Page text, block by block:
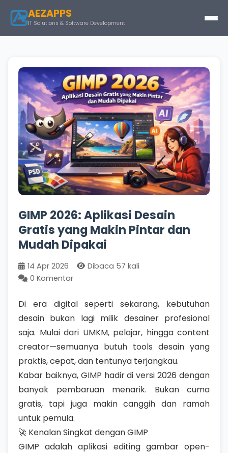
AEZAPPS
IT Solutions & Software Development
GIMP 2026: Aplikasi Desain
Gratis yang Makin Pintar dan
Mudah Dipakai
14 Apr 2026
Dibaca 57 kali
0 Komentar
Di era digital seperti sekarang, kebutuhan
desain bukan lagi milik desainer profesional
saja. Mulai dari UMKM, pelajar, hingga content
creator—semuanya butuh tools desain yang
praktis, cepat, dan tentunya terjangkau.
Kabar baiknya, GIMP hadir di versi 2026 dengan
banyak pembaruan menarik. Bukan cuma
gratis, tapi juga makin canggih dan ramah
untuk pemula.
🚀 Kenalan Singkat dengan GIMP
GIMP adalah aplikasi editing gambar open-